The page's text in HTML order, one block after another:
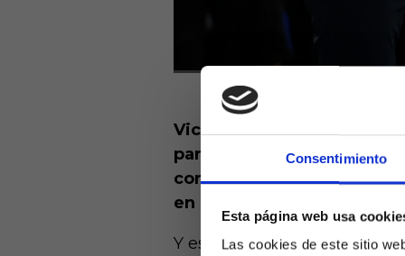
Consentimiento
Esta página web usa
Las cookies de este sitio
Vicente Moreno ha caído
para el conjunto rojillo.
consiguió con Arrasate
en Primera División.
Y es que dicho número